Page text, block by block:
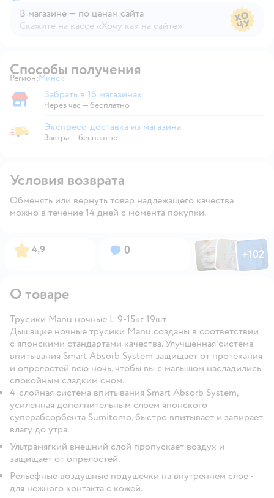
В магазине — по ценам сайта
Скажите на кассе «Хочу как на сайте»
Способы получения
Регион: Выбор адреса доставки.
Минск
Забрать в магазине
Забрать в 16 магазинах
Через час — бесплатно
Экспресс-доставка из магазина
Экспресс-доставка из магазина
Завтра—бесплатно
Условия возврата
Обменять или вернуть товар надлежащего качества
можно в течение 14 дней с момента покупки.
Рейтинг:
4,9 Вопросов:
0 ФотоФотоФото
+102
Открыть
О товаре
Трусики Manu ночные L 9-15кг 19шт
Дышащие ночные трусики Manu созданы в соответствии
с японскими стандартами качества. Улучшенная система
впитывания Smart Absorb System защищает от протекания
и опрелостей всю ночь, чтобы вы с малышом насладились
спокойным сладким сном.
4-слойная система впитывания Smart Absorb System,
усиленная дополнительным слоем японского
суперабсорбента Sumitomo, быстро впитывает и запирает
влагу до утра.
Ультрамягкий внешний слой пропускает воздух и
защищает от опрелостей.
Рельефные воздушные подушечки на внутреннем слое -
для нежного контакта с кожей.